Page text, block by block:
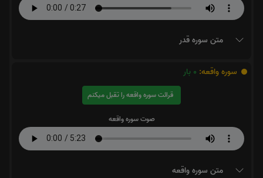
متن سوره قدر
سوره واقعه: 0 بار
قرائت سوره واقعه را تقبل میکنم
صوت سوره واقعه
متن سوره واقعه